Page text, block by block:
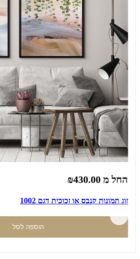
החל מ ₪430.00
זוג תמונות קנבס או זכוכית דגם 1002
הוספה לסל